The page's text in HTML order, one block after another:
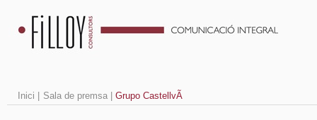
Inici Sala de premsa Grupo CastellvÃ­